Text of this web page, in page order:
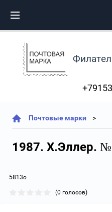
Почтовые марки
1987. Х.Эллер.
5813о
(0 голосов)